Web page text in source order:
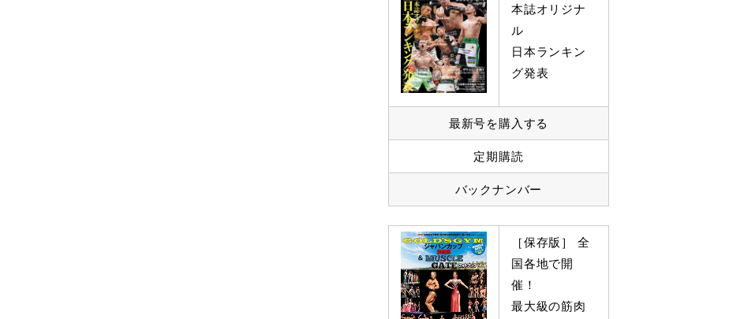
本誌オリジナ
ル
日本ランキン
グ発表
最新号を購入する
定期購読
バックナンバー
［保存版］ 全
国各地で開
催！
最大級の筋肉